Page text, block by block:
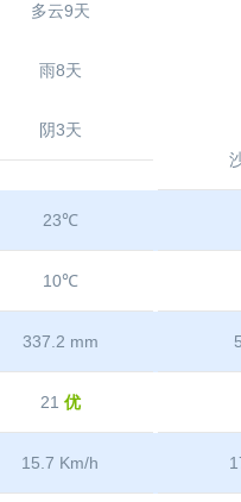
多云9天
雨8天
阴3天
23℃
10℃
337.2 mm
21 优
15.7 Km/h